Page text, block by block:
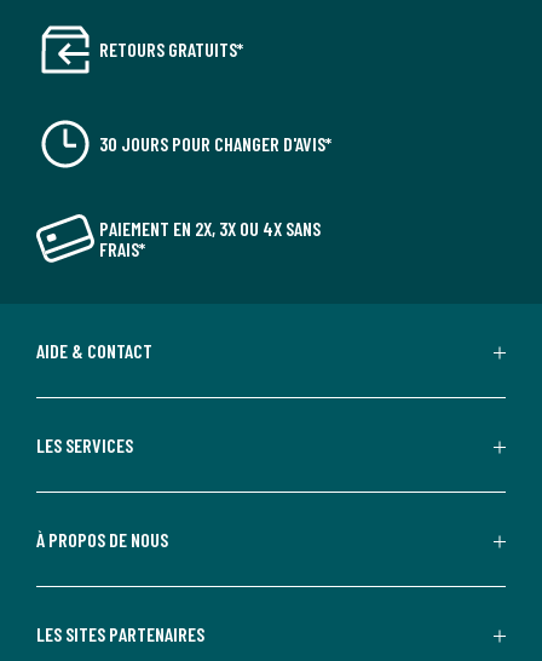
RETOURS GRATUITS*
30 JOURS POUR CHANGER D'AVIS*
PAIEMENT EN 2X, 3X OU 4X SANS
FRAIS*
AIDE & CONTACT
LES SERVICES
À PROPOS DE NOUS
LES SITES PARTENAIRES